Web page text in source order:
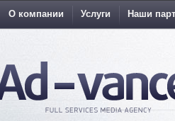
О компании Услуги Наши